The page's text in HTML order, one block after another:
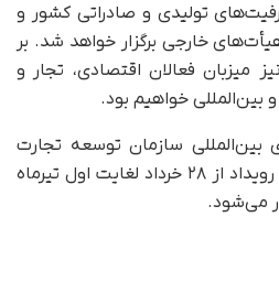
تولیدی و صادراتی کشور و
خارجی برگزار خواهد شد. بر
میزبان فعالان اقتصادی، تجار و
بین‌المللی خواهیم بود.
بین‌المللی سازمان توسعه تجارت
ایران در پایان اعلام کرد: این رویداد از ۲۸ خرداد لغایت اول تیرماه